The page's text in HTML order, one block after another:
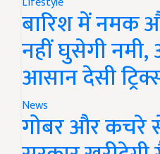
बारिश में नमक
नहीं घुसेगी नमी,
आसान देसी
News
गोबर और कचरे